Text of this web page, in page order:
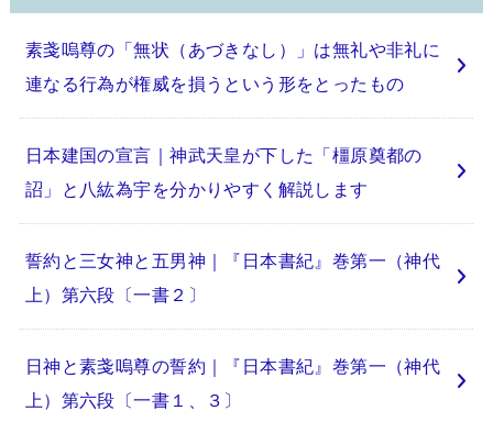
素戔嗚尊の「無状（あづきなし）」は無礼や非礼に
連なる行為が権威を損うという形をとったもの
日本建国の宣言｜神武天皇が下した「橿原奠都の
詔」と八紘為宇を分かりやすく解説します
誓約と三女神と五男神｜『日本書紀』巻第一（神代
上）第六段〔一書２〕
日神と素戔嗚尊の誓約｜『日本書紀』巻第一（神代
上）第六段〔一書１、３〕